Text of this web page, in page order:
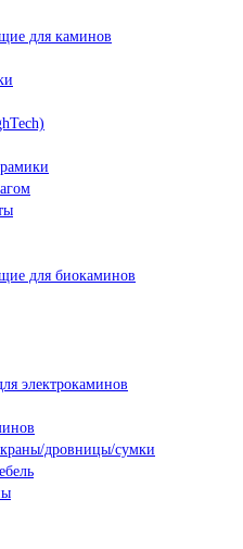
для каминов
для биокаминов
электрокаминов
дровницы/сумки